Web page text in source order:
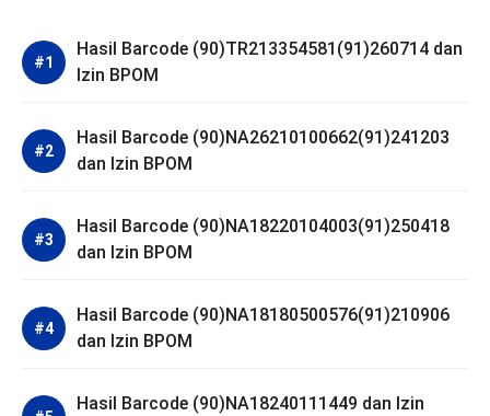
Hasil Barcode (90)TR213354581(91)260714 dan
Izin BPOM
Hasil Barcode (90)NA26210100662(91)241203
dan Izin BPOM
Hasil Barcode (90)NA18220104003(91)250418
dan Izin BPOM
Hasil Barcode (90)NA18180500576(91)210906
dan Izin BPOM
Hasil Barcode (90)NA18240111449 dan Izin